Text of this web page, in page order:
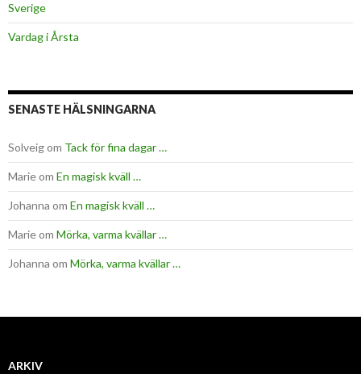
Sverige
Vardag i Årsta
SENASTE HÄLSNINGARNA
Solveigom Tack för fina dagar …
Marieom En magisk kväll …
Johanna om En magisk kväll …
Marieom Mörka, varma kvällar …
Johanna om Mörka, varma kvällar …
ARKIV